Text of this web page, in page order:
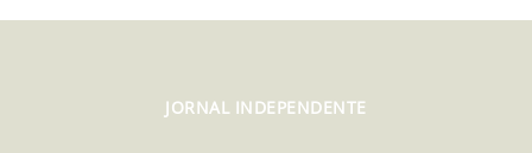
JORNAL INDEPENDENTE